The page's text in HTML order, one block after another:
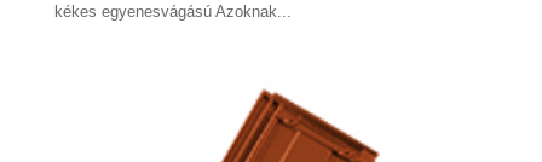
kékes egyenesvágású Azoknak...